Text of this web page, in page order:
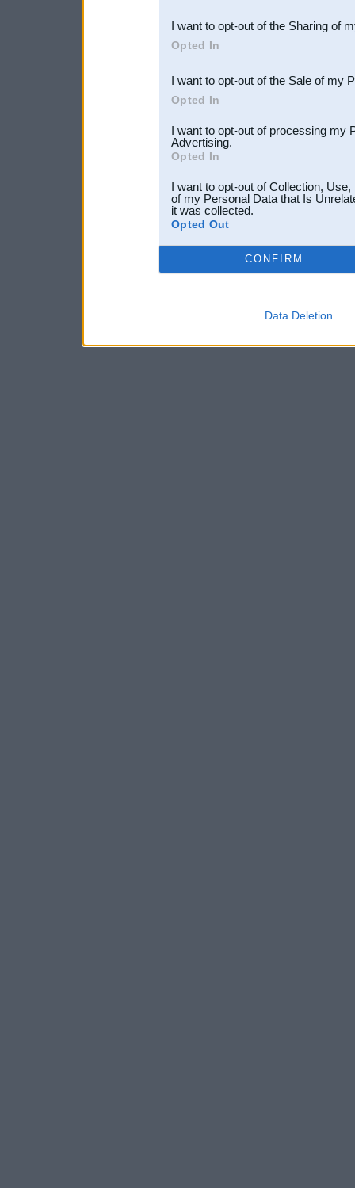
Downstream Participants
third parties.
I want to opt-out of the Sharing of
Opted In
I want to opt-out of the Sale of my
Opted In
I want to opt-out of processing my
Advertising.
Opted In
I want to opt-out of Collection,
of my Personal Data that Is
it was collected.
Opted Out
CONFIRM
Data Deletion